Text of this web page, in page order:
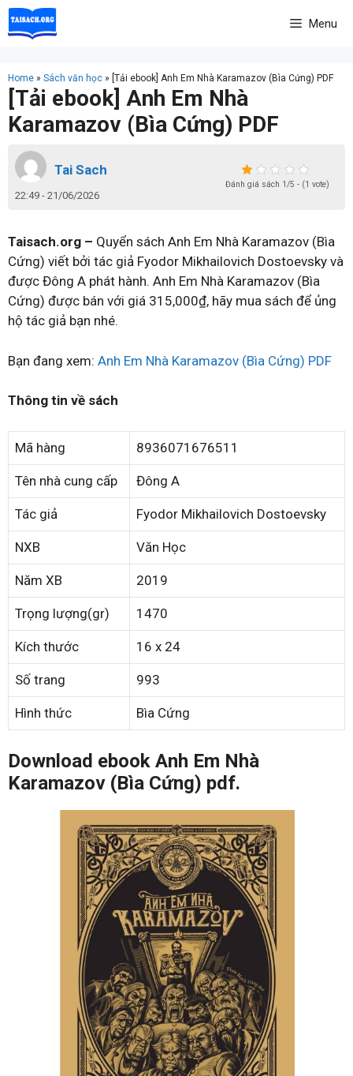
Skip
to
Menu
Home » Sách văn học » [Tải ebook] Anh Em Nhà Karamazov (Bìa Cứng) PDF
[Tải ebook] Anh Em Nhà
Karamazov (Bìa Cứng) PDF
Tai Sach
22:49 - 21/06/2026
Đánh giá sách 1/5 - (1 vote)
Taisach.org – Quyển sách Anh Em Nhà Karamazov (Bìa
Cứng) viết bởi tác giả Fyodor Mikhailovich Dostoevsky và
được Đông A phát hành. Anh Em Nhà Karamazov (Bìa
Cứng) được bán với giá 315,000₫, hãy mua sách để ủng
hộ tác giả bạn nhé.
Bạn đang xem: Anh Em Nhà Karamazov (Bìa Cứng) PDF
Thông tin về sách
Mã hàng 8936071676511
Tên nhà cung cấp Đông A
Tác giả Fyodor Mikhailovich Dostoevsky
NXB Văn Học
Năm XB 2019
Trọng lượng(gr) 1470
Kích thước 16 x 24
Số trang 993
Hình thức Bìa Cứng
Download ebook Anh Em Nhà
Karamazov (Bìa Cứng) pdf.